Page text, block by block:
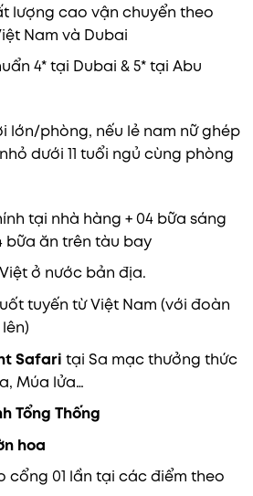
lượng cao vận chuyển theo
Nam và Dubai
4* tại Dubai & 5* tại Abu
lớn/phòng, nếu lẻ nam nữ ghép
dưới 11 tuổi ngủ cùng phòng
tại nhà hàng + 04 bữa sáng
bữa ăn trên tàu bay
ở nước bản địa.
tuyến từ Việt Nam (với đoàn
Safari tại Sa mạc thưởng thức
Múa lửa…
Tổng Thống
hoa
cổng 01 lần tại các điểm theo